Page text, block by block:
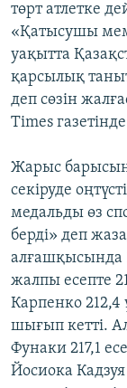
төрт атлетке
«Қатысушы
уақытта
қарсылық
деп сөзін
Times
Жарыс
секіруде
медальды өз
берді» деп
алғашқысында
жалпы есепте
Карпенко
шығып кетті.
Фунаки 217,1
Йосиока